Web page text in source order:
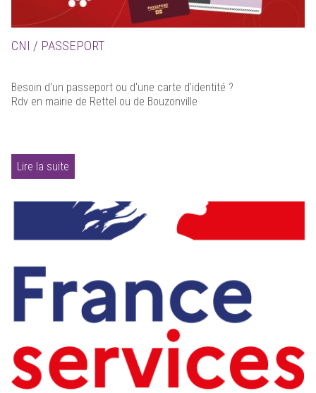
CNI / PASSEPORT
Besoin d'un passeport ou d'une carte d'identité ?
Rdv en mairie de Rettel ou de Bouzonville
Lire la suite